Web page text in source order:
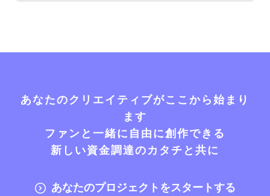
あなたのクリエイティブがここから始まり
ます
ファンと一緒に自由に創作できる
新しい資金調達のカタチと共に
あなたのプロジェクトをスタートする